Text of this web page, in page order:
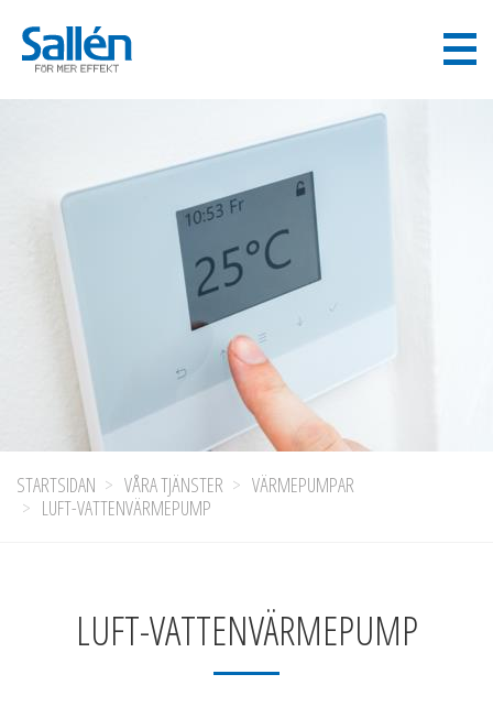
STARTSIDAN VÅRA TJÄNSTER
VÄRMEPUMPAR
LUFT-VATTENVÄRMEPUMP
LUFT-VATTENVÄRMEPUMP